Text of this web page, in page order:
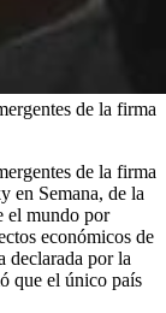
de la firma
de la firma
en Semana, de la
el mundo por
económicos de
declarada por la
que el único país